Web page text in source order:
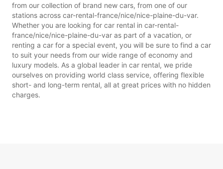
from our collection of brand new cars, from one of our
stations across car-rental-france/nice/nice-plaine-du-var.
Whether you are looking for car rental in car-rental-
france/nice/nice-plaine-du-var as part of a vacation, or
renting a car for a special event, you will be sure to find a car
to suit your needs from our wide range of economy and
luxury models. As a global leader in car rental, we pride
ourselves on providing world class service, offering flexible
short- and long-term rental, all at great prices with no hidden
charges.